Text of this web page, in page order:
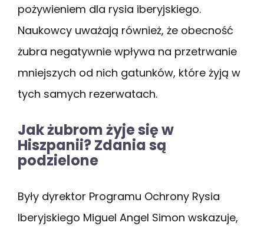
pożywieniem dla rysia iberyjskiego.
Naukowcy uważają również, że obecność
żubra negatywnie wpływa na przetrwanie
mniejszych od nich gatunków, które żyją w
tych samych rezerwatach.
Jak żubrom żyje się w
Hiszpanii? Zdania są
podzielone
Były dyrektor Programu Ochrony Rysia
Iberyjskiego Miguel Angel Simon wskazuje,